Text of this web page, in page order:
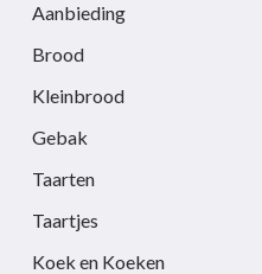
Aanbieding
Brood
Kleinbrood
Gebak
Taarten
Taartjes
Koek en Koeken